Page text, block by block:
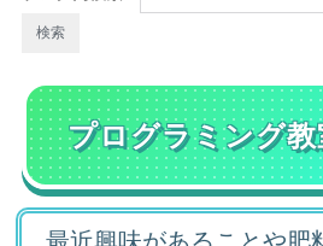
プログラミング教